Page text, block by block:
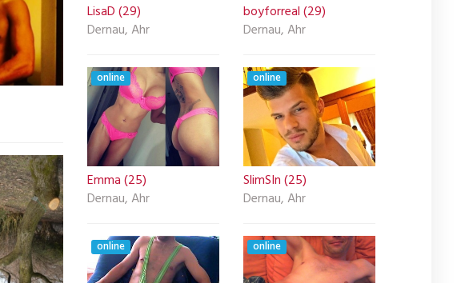
LisaD (29)
Dernau, Ahr
boyforreal (29)
Dernau, Ahr
online
Emma (25)
Dernau, Ahr
online
SlimSIn (25)
Dernau, Ahr
online online